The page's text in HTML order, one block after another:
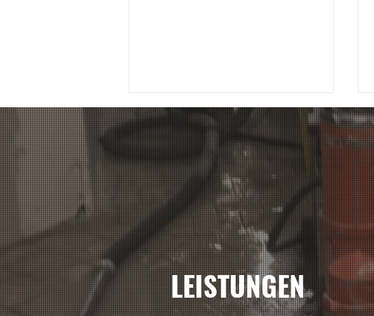
Spleiss Ag Zürich Gartenstr
25 umbau
LEISTUNGEN